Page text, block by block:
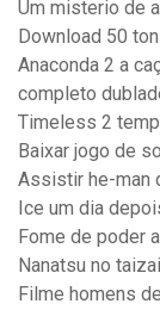
Um misterio de
Download 50
Anaconda 2 a
completo
Timeless 2
Baixar jogo de
Assistir he-man
Ice um dia
Fome de poder
Nanatsu no
Filme homens